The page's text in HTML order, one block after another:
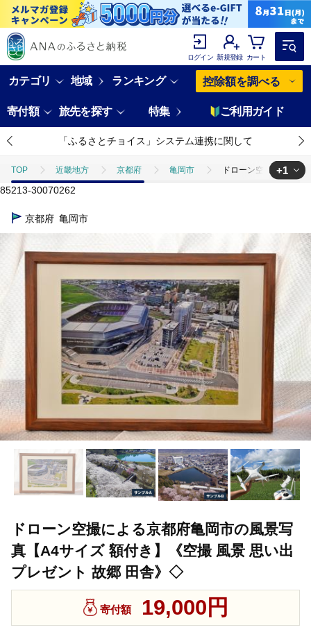
ログイン 新規登録 カート
カテゴリ 地域 ランキング 控除額を調べる
寄付額 旅先を探す 特集 ご利用ガイド
「ふるさとチョイス」システム連携に関して
TOP 近畿地方 京都府 亀岡市 ドローン空撮による
TOP 日用品・雑貨
+1
85213-30070262
京都府 亀岡市
ドローン空撮による京都府亀岡市の風景写
真【A4サイズ 額付き】《空撮 風景 思い出
プレゼント 故郷 田舎》◇
寄付額 19,000円